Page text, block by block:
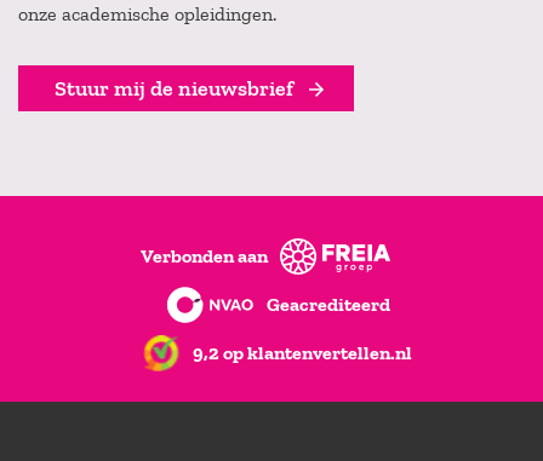
onze academische opleidingen.
Stuur mij de nieuwsbrief
Verbonden aan
Geacrediteerd
9,2 op klantenvertellen.nl